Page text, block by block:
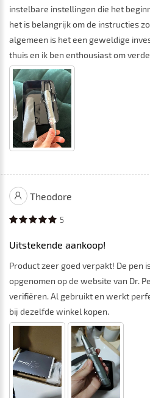
instelbare instellingen die het
het is belangrijk om de instructies
algemeen is het een geweldige
thuis en ik ben enthousiast om
Theodore
5
Uitstekende aankoop!
Product zeer goed verpakt! De pen
opgenomen op de website van Dr.
verifiëren. Al gebruikt en werkt
bij dezelfde winkel kopen.